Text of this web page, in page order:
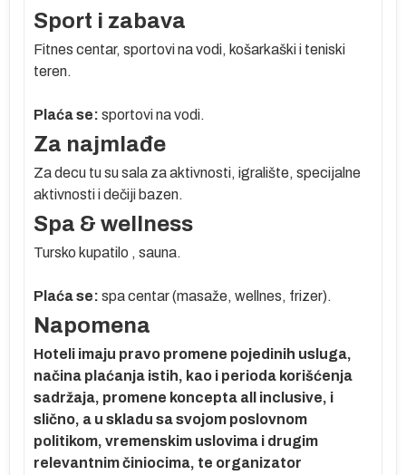
Sport i zabava
Fitnes centar, sportovi na vodi, košarkaški i teniski
teren.
Plaća se: sportovi na vodi.
Za najmlađe
Za decu tu su sala za aktivnosti, igralište, specijalne
aktivnosti i dečiji bazen.
Spa & wellness
Tursko kupatilo , sauna.
Plaća se: spa centar (masaže, wellnes, frizer).
Napomena
Hoteli imaju pravo promene pojedinih usluga,
načina plaćanja istih, kao i perioda korišćenja
sadržaja, promene koncepta all inclusive, i
slično, a u skladu sa svojom poslovnom
politikom, vremenskim uslovima i drugim
relevantnim činiocima, te organizator